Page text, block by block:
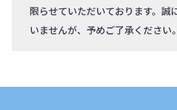
限らせていただいております。誠
いませんが、予めご了承ください。